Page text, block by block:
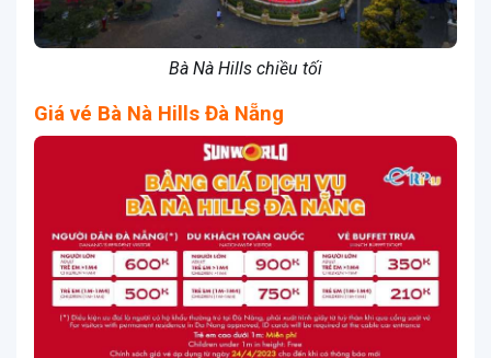
Bà Nà Hills chiều tối
Giá vé Bà Nà Hills Đà Nẵng